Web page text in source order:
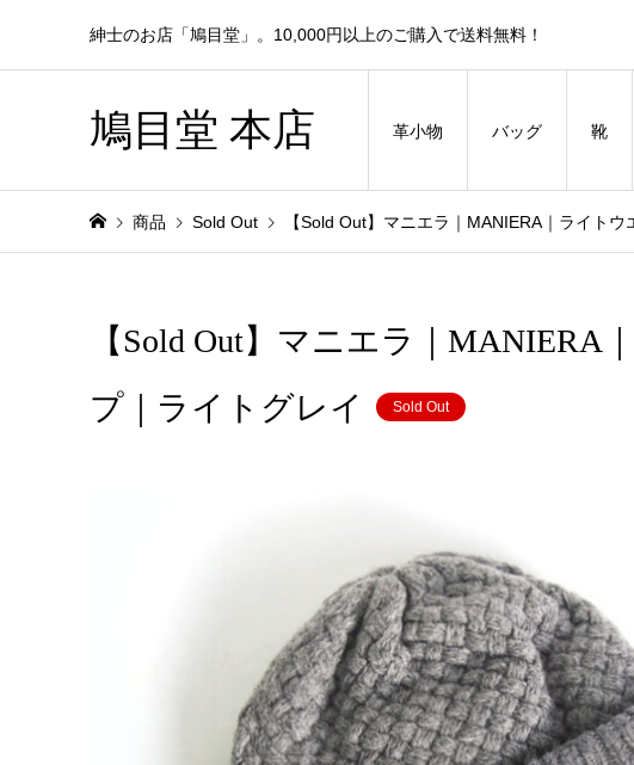
紳士のお店「鳩目堂」。10,000円以上のご購入で送料無料！
鳩目堂 本店 革小物 バッグ 靴
商品 Sold Out 【Sold Out】マニエラ｜MANIERA｜ライト
【Sold Out】マニエラ｜
プ｜ライトグレイ
Sold Out